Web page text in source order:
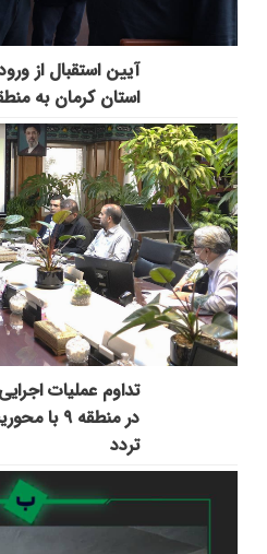
آیین استقبال از
استان کرمان به
در منطقه
تردد